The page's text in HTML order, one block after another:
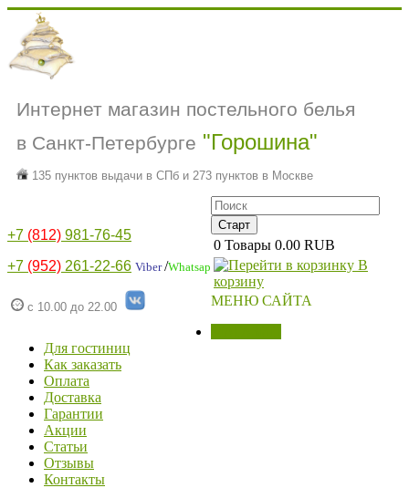
Интернет магазин постельного белья
в Санкт-Петербурге "Горошина"
135 пунктов выдачи в СПб и 273 пунктов в Москве
+7 (812) 981-76-45
+7 (952) 261-22-66 Viber/Whatsap
с 10.00 до 22.00
0 Товары 0.00 RUB
В
корзину
МЕНЮ САЙТА
Для гостиниц
Как заказать
Оплата
Доставка
Гарантии
Акции
Статьи
Отзывы
Контакты